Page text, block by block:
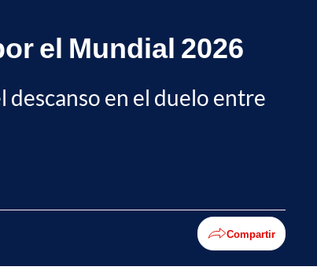
el Mundial 2026
en el duelo entre
Compartir